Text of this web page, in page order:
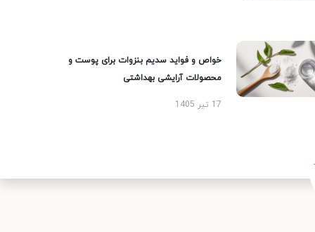
خواص و فواید سدیم بنزوات برای پوست و
محصولات آرایشی بهداشتی
17 تیر 1405